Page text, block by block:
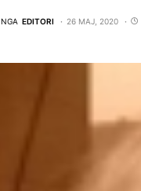
NGA EDITORI 26 MAJ, 2020